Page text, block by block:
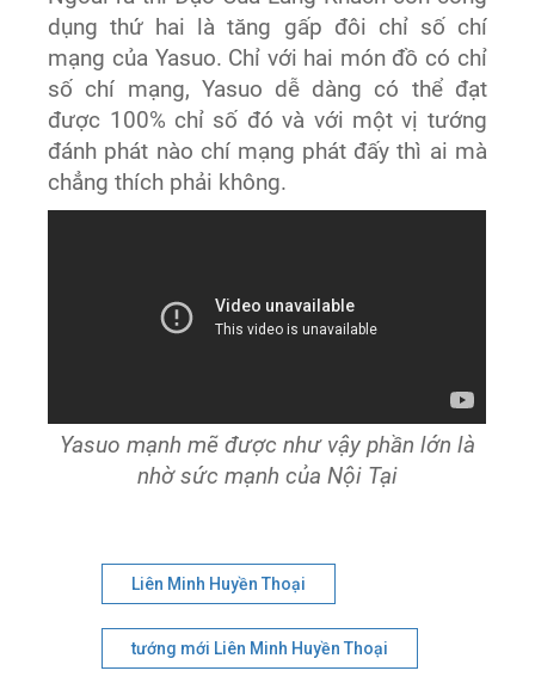
dụng thứ hai là tăng gấp đôi chỉ số chí
mạng của Yasuo. Chỉ với hai món đồ có chỉ
số chí mạng, Yasuo dễ dàng có thể đạt
được 100% chỉ số đó và với một vị tướng
đánh phát nào chí mạng phát đấy thì ai mà
chẳng thích phải không.
Yasuo mạnh mẽ được như vậy phần lớn là
nhờ sức mạnh của Nội Tại
Liên Minh Huyền Thoại
tướng mới Liên Minh Huyền Thoại